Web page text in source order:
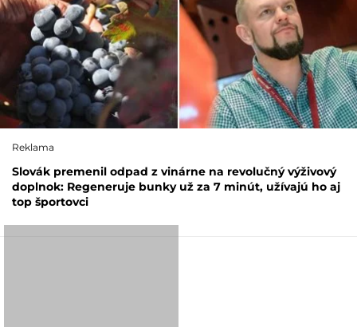
Reklama
Slovák premenil odpad z vinárne na revolučný výživový
doplnok: Regeneruje bunky už za 7 minút, užívajú ho aj
top športovci